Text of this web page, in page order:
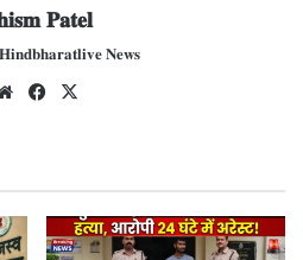
𝐏𝐚𝐭𝐞𝐥
𝐍𝐞𝐰𝐬
We
Fac